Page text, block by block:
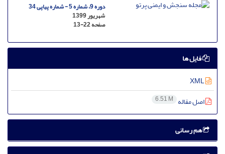
دوره 9، شماره 5 - شماره پیاپی 34
شهریور 1399
صفحه13-22
فایل ها
اصل مقاله 6.51 M
هم رسانی